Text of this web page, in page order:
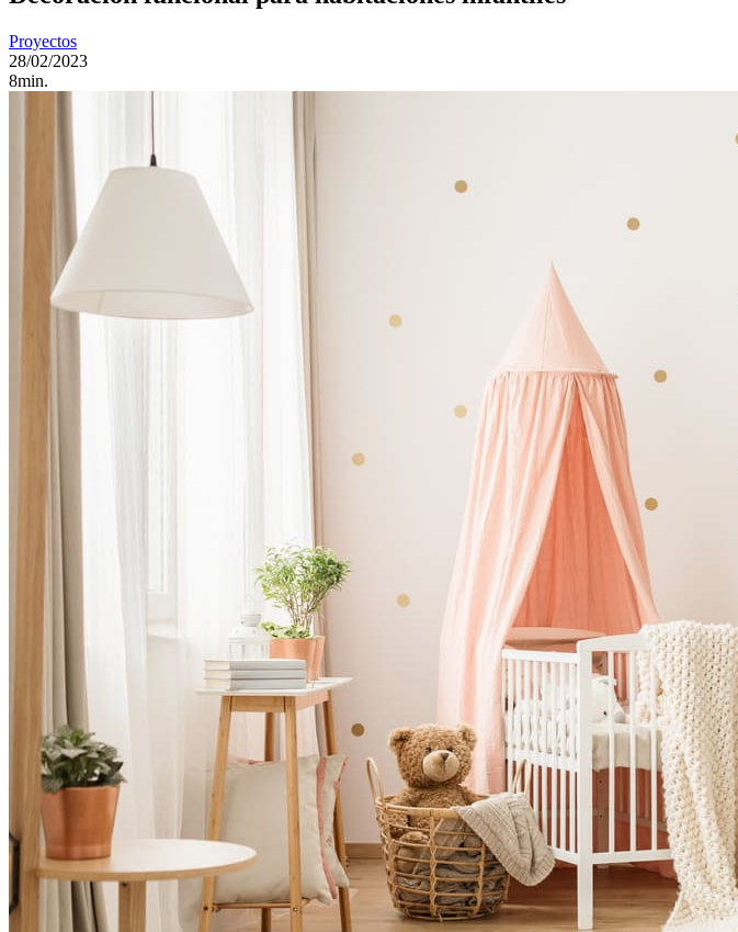
Proyectos
28/02/2023
8min.